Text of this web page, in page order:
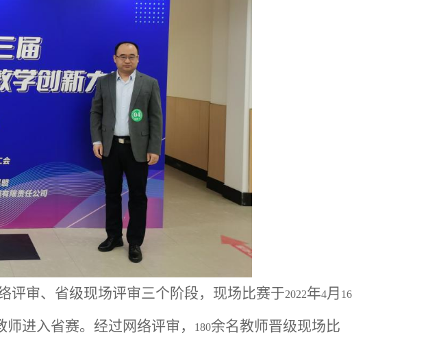
评审、省级现场评审三个阶段，现场比赛于2022年4月 16
师进入省赛。经过网络评审， 180余名教师晋级现场比